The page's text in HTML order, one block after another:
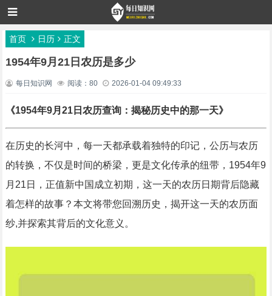
首页 日历 正文
1954年9月21日农历是多少
每日知识网 阅读：80 2026-01-04 09:49:33
《1954年9月21日农历查询：揭秘历史中的那一天》
在历史的长河中，每一天都承载着独特的印记，公历与农历
的转换，不仅是时间的桥梁，更是文化传承的纽带，1954年9
月21日，正值新中国成立初期，这一天的农历日期背后隐藏
着怎样的故事？本文将带您回溯历史，揭开这一天的农历面
纱,并探索其背后的文化意义。